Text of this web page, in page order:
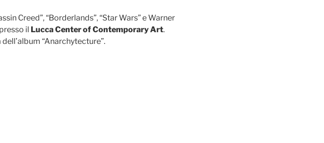
Creed”, “Borderlands”, “Star Wars” e Warner
il Lucca Center of Contemporary Art.
“Anarchytecture”.